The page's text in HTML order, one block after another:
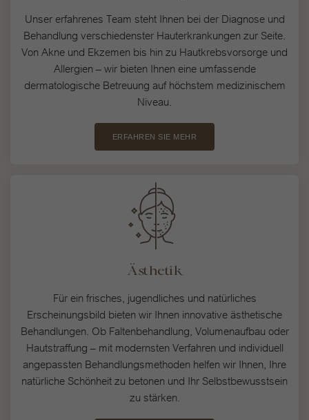
Unser erfahrenes Team steht Ihnen bei der Diagnose und
Behandlung verschiedenster Hauterkrankungen zur Seite.
Von Akne und Ekzemen bis hin zu Hautkrebsvorsorge und
Allergien – wir bieten Ihnen eine umfassende
dermatologische Betreuung auf höchstem medizinischem
Niveau.
ERFAHREN SIE MEHR
Ästhetik
Für ein frisches, jugendliches und natürliches
Erscheinungsbild bieten wir Ihnen innovative ästhetische
Behandlungen. Ob Faltenbehandlung, Volumenaufbau oder
Hautstraffung – mit modernsten Verfahren und individuell
angepassten Behandlungsmethoden helfen wir Ihnen, Ihre
natürliche Schönheit zu betonen und Ihr Selbstbewusstsein
zu stärken.